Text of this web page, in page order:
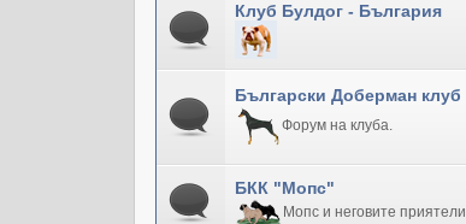
Клуб Булдог - България
Български Доберман клуб
Форум на клуба.
БКК "Мопс"
Мопс и неговите приятели